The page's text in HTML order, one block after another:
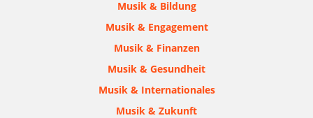
Musik & Bildung
Musik & Engagement
Musik & Finanzen
Musik & Gesundheit
Musik & Internationales
Musik & Zukunft